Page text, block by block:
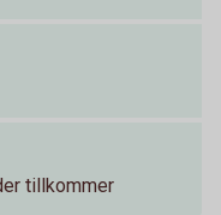
tillkommer